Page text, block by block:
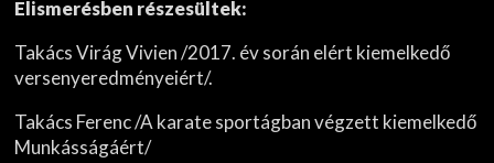
Elismerésben részesültek:
Takács Virág Vivien /2017. év során elért kiemelkedő
versenyeredményeiért/.
Takács Ferenc /A karate sportágban végzett kiemelkedő
Munkásságáért/